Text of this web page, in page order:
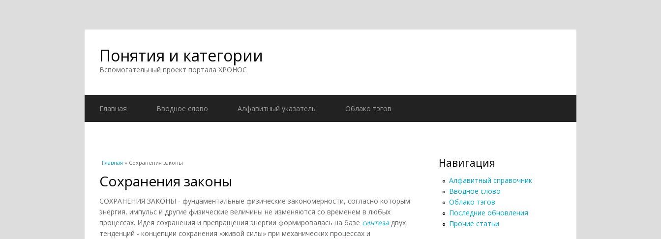
Понятия и категории
Вспомогательный проект портала ХРОНОС
Главная Вводное слово Алфавитный указатель Облако тэгов
Вы здесь
Главная » Сохранения законы
Сохранения законы
СОХРАНЕНИЯ ЗАКОНЫ - фундаментальные физические закономерности, согласно которым
энергия, импульс и другие физические величины не изменяются со временем в любых
процессах. Идея сохранения и превращения энергии формировалась на базе синтеза двух
тенденций - концепции сохранения «живой силы» при механических процессах и
Навигация
Алфавитный справочник
Вводное слово
Облако тэгов
Последние обновления
Прочие статьи